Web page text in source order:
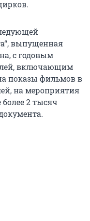
выпущенная
с годовым
включающим
показы фильмов в
на мероприятия
2 тысяч